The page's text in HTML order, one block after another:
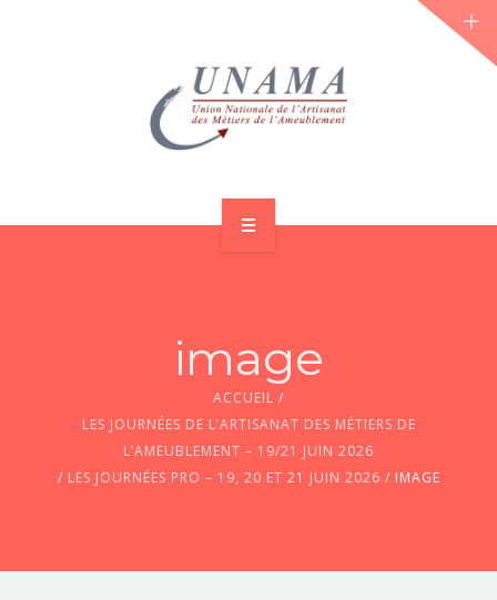
ACTUS & DOSSIERS
AGENDA
image
ACCUEIL /
LES JOURNÉES DE L’ARTISANAT DES MÉTIERS DE
L’AMEUBLEMENT – 19/21 JUIN 2026
/ LES JOURNÉES PRO – 19, 20 ET 21 JUIN 2026 / IMAGE